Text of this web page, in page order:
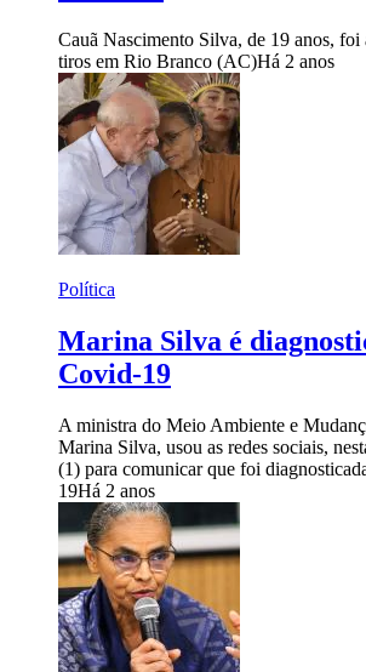
Cauã Nascimento Silva, de 19 anos, foi
tiros em Rio Branco (AC)Há 2 anos
Política
Marina Silva é
Covid-19
A ministra do Meio Ambiente e
Marina Silva, usou as redes sociais,
(1) para comunicar que foi
19Há 2 anos